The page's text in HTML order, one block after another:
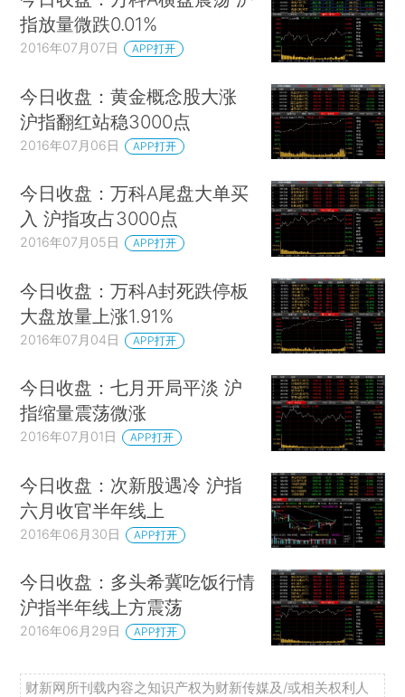
指放量微跌0.01%
2016年07月07日 APP打开
今日收盘：黄金概念股大涨
沪指翻红站稳3000点
2016年07月06日 APP打开
今日收盘：万科A尾盘大单买
入 沪指攻占3000点
2016年07月05日 APP打开
今日收盘：万科A封死跌停板
大盘放量上涨1.91%
2016年07月04日 APP打开
今日收盘：七月开局平淡 沪
指缩量震荡微涨
2016年07月01日 APP打开
今日收盘：次新股遇冷 沪指
六月收官半年线上
2016年06月30日 APP打开
今日收盘：多头希冀吃饭行情
沪指半年线上方震荡
2016年06月29日 APP打开
财新网所刊载内容之知识产权为财新传媒及/或相关权利人